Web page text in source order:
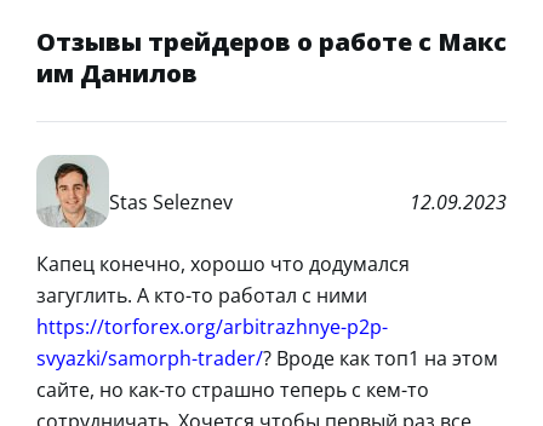
Отзывы трейдеров о работе с Макс
им Данилов
Stas Seleznev 12.09.2023
Капец конечно, хорошо что додумался
загуглить. А кто-то работал с ними
https://torforex.org/arbitrazhnye-p2p-
svyazki/samorph-trader/? Вроде как топ1 на этом
сайте, но как-то страшно теперь с кем-то